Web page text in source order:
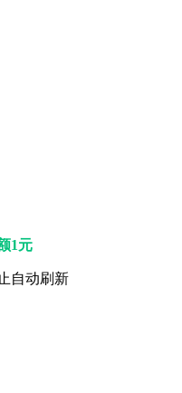
1元
自动刷新